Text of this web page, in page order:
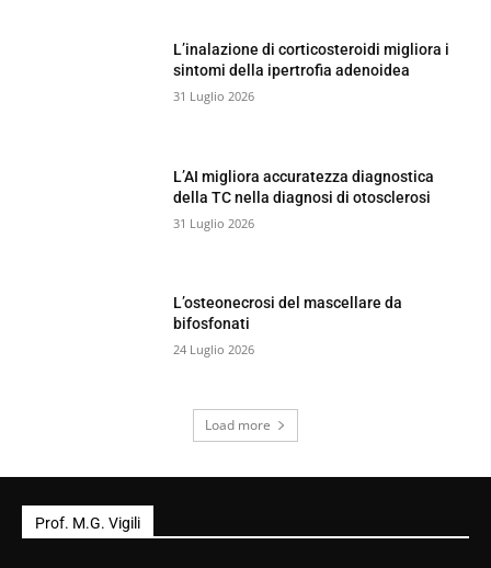
L’inalazione di corticosteroidi migliora i
sintomi della ipertrofia adenoidea
31 Luglio 2026
L’AI migliora accuratezza diagnostica
della TC nella diagnosi di otosclerosi
31 Luglio 2026
L’osteonecrosi del mascellare da
bifosfonati
24 Luglio 2026
Load more
Prof. M.G. Vigili